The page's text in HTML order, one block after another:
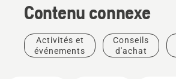
Contenu connexe
Activités et
événements
Conseils
d'achat